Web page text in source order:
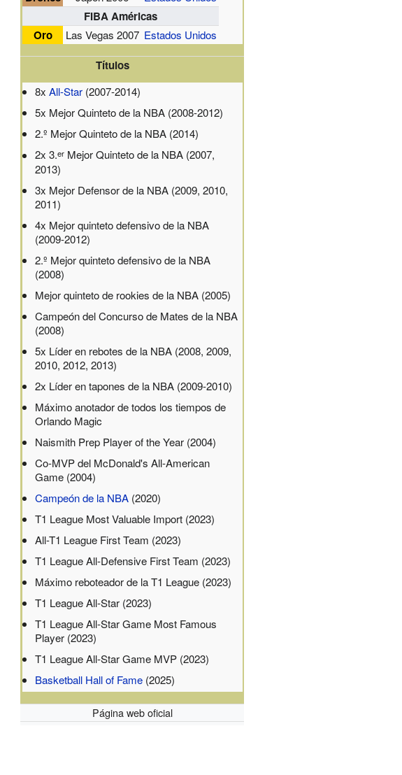
FIBA Américas
Oro
Las Vegas 2007 Estados Unidos
Títulos
8xAll-Star (2007-2014)
5x Mejor Quinteto de la NBA (2008-2012)
2.º Mejor Quinteto de la NBA (2014)
2x 3.er Mejor Quinteto de la NBA (2007,
2013)
3x Mejor Defensor de la NBA (2009, 2010,
2011)
4x Mejor quinteto defensivo de la NBA
(2009-2012)
2.º Mejor quinteto defensivo de la NBA
(2008)
Mejor quinteto de rookies de la NBA (2005)
Campeón del Concurso de Mates de la NBA
(2008)
5x Líder en rebotes de la NBA (2008, 2009,
2010, 2012, 2013)
2x Líder en tapones de la NBA (2009-2010)
Máximo anotador de todos los tiempos de
Orlando Magic
Naismith Prep Player of the Year (2004)
Co-MVP del McDonald's All-American
Game (2004)
Campeón de la NBA (2020)
T1 League Most Valuable Import (2023)
All-T1 League First Team (2023)
T1 League All-Defensive First Team (2023)
Máximo reboteador de la T1 League (2023)
T1 League All-Star (2023)
T1 League All-Star Game Most Famous
Player (2023)
T1 League All-Star Game MVP (2023)
Basketball Hall of Fame (2025)
Página web oficial